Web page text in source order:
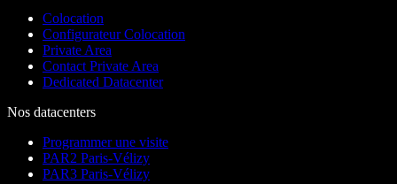
Colocation
Configurateur Colocation
Private Area
Contact Private Area
Dedicated Datacenter
Nos datacenters
Programmer une visite
PAR2 Paris-Vélizy
PAR3 Paris-Vélizy